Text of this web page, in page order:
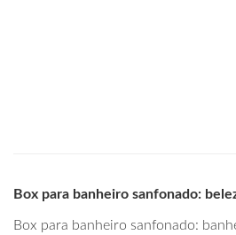
Box para banheiro sanfonado:
Box para banheiro sanfonado: